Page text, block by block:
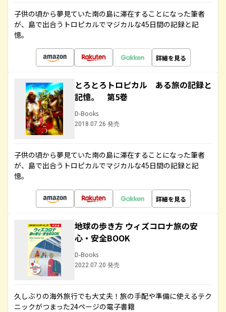
子供の頃から夢見ていた南の島に滞在することになった筆者
が、島で出合うトロピカルでマジカルな45日間の記録と記
憶。
詳細を見る
とろとろトロピカル ある旅の記録と
記憶。 第5巻
D-Books
2018.07.26 発売
子供の頃から夢見ていた南の島に滞在することになった筆者
が、島で出合うトロピカルでマジカルな45日間の記録と記
憶。
詳細を見る
地球の歩き方 ウィズコロナ旅の安
心・安全BOOK
D-Books
2022.07.20 発売
久しぶりの海外旅行でも大丈夫！旅の手配や準備に使えるテク
ニックがつまった24ページの電子書籍